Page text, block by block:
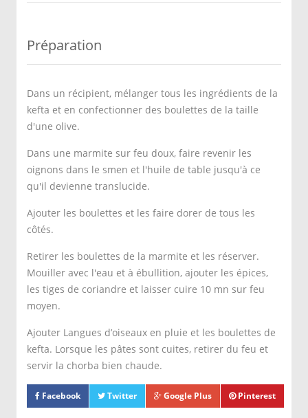
Préparation
Dans un récipient, mélanger tous les ingrédients de la
kefta et en confectionner des boulettes de la taille
d'une olive.
Dans une marmite sur feu doux, faire revenir les
oignons dans le smen et l'huile de table jusqu'à ce
qu'il devienne translucide.
Ajouter les boulettes et les faire dorer de tous les
côtés.
Retirer les boulettes de la marmite et les réserver.
Mouiller avec l'eau et à ébullition, ajouter les épices,
les tiges de coriandre et laisser cuire 10 mn sur feu
moyen.
Ajouter Langues d’oiseaux en pluie et les boulettes de
kefta. Lorsque les pâtes sont cuites, retirer du feu et
servir la chorba bien chaude.
Facebook Twitter Google Plus Pinterest